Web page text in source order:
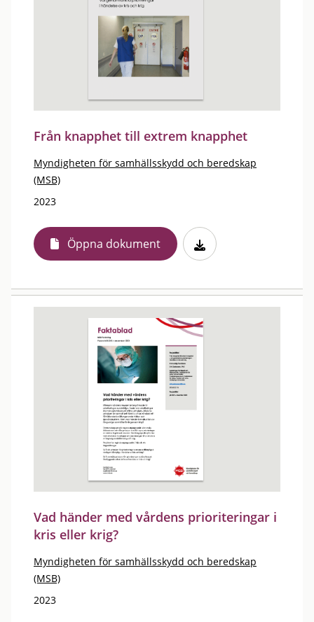
Från knapphet till extrem knapphet
Myndigheten för samhällsskydd och beredskap
(MSB)
2023
Öppna dokument
Vad händer med vårdens prioriteringar i
kris eller krig?
Myndigheten för samhällsskydd och beredskap
(MSB)
2023